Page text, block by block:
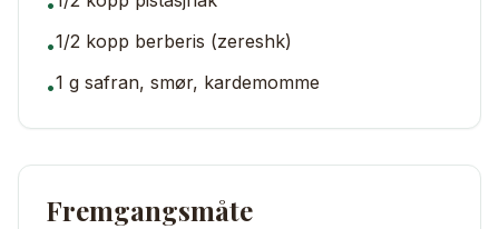
•
•1/2 kopp berberis (zereshk)
•1 g safran, smør, kardemomme
Fremgangsmåte